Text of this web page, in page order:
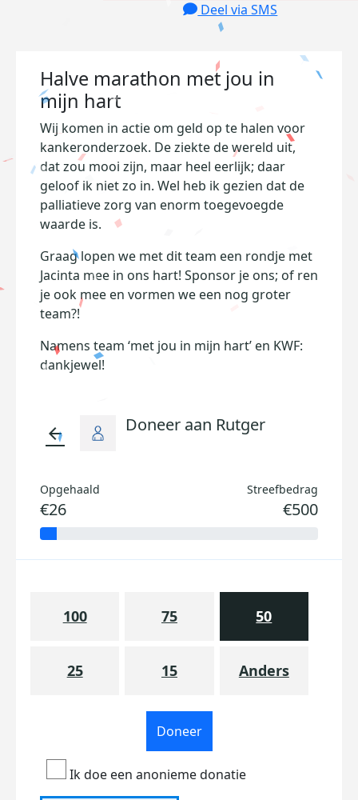
Deel via SMS
Halve marathon met jou in
mijn hart
Wij komen in actie om geld op te halen voor
kankeronderzoek. De ziekte de wereld uit,
dat zou mooi zijn, maar heel eerlijk; daar
geloof ik niet zo in. Wel heb ik gezien dat de
palliatieve zorg van enorm toegevoegde
waarde is.
Graag lopen we met dit team een rondje met
Jacinta mee in ons hart! Sponsor je ons; of ren
je ook mee en vormen we een nog groter
team?!
Namens team ‘met jou in mijn hart’ en KWF:
dankjewel!
arrow_back Doneer aan Rutger
Opgehaald
€26
Streefbedrag
€500
100 75 50
25 15 Anders
Doneer
Ik doe een anonieme donatie